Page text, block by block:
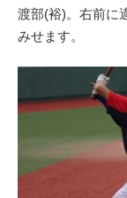
渡部(裕)。右前に
みせます。